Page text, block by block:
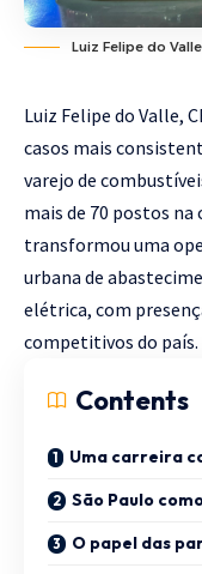
Luiz Felipe do
Luiz Felipe do Valle,
casos mais
varejo de
mais de 70 postos
transformou uma
urbana de
elétrica, com
competitivos do país.
Contents
Uma carreira
São Paulo
O papel das